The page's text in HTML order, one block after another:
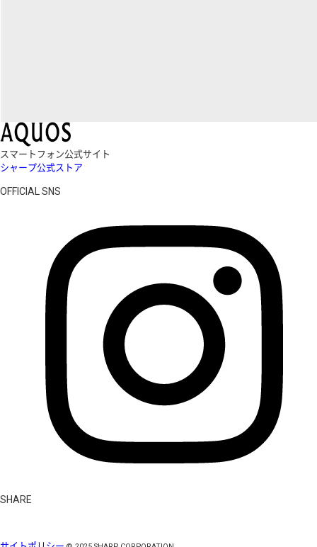
スマートフォン公式サイト
シャープ公式ストア
OFFICIAL SNS
SHARE